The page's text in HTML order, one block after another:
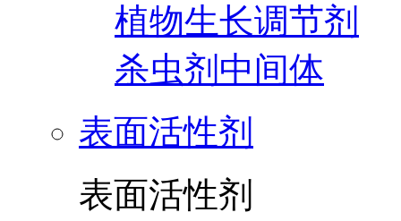
植物生长调节剂
杀虫剂中间体
表面活性剂
表面活性剂